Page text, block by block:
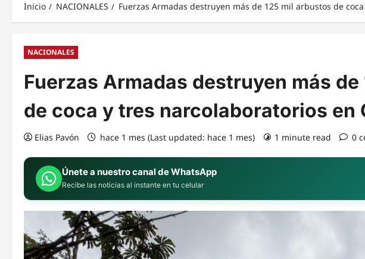
Inicio NACIONALES Fuerzas Armadas destruyen más de 125 mil arbustos de
NACIONALES
Fuerzas Armadas destruyen más
de coca y tres narcolaboratorios en
Elias Pavón hace 1 mes (Last updated: hace 1 mes) 1 minute read 0
Únete a nuestro canal de WhatsApp
Recibe las noticias al instante en tu celular